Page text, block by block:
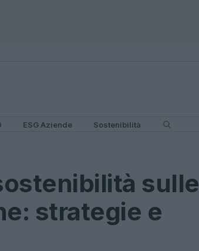
ESG Aziende Sostenibilità
sulle
strategie e